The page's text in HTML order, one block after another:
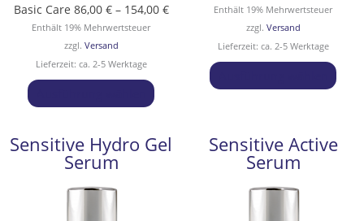
Basic Care 86,00 € – 154,00 €
Enthält 19% Mehrwertsteuer
zzgl. Versand
Lieferzeit: ca. 2-5 Werktage
Enthält 19% Mehrwertsteuer
zzgl. Versand
Lieferzeit: ca. 2-5 Werktage
Sensitive Hydro Gel
Serum
Preisspanne:
Dieses
Sensitive Active
Serum